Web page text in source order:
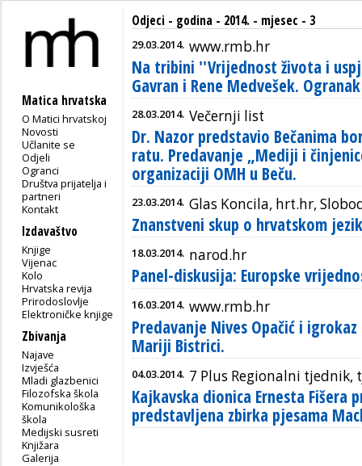
Matica hrvatska
O Matici hrvatskoj
Novosti
Učlanite se
Odjeli
Ogranci
Društva prijatelja i
partneri
Kontakt
Izdavaštvo
Knjige
Vijenac
Kolo
Hrvatska revija
Prirodoslovlje
Elektroničke knjige
Zbivanja
Najave
Izvješća
Mladi glazbenici
Filozofska škola
Komunikološka
škola
Medijski susreti
Knjižara
Galerija
Odjeci - godina - 2014. - mjesec - 3
29.03.2014. www.rmb.hr
Na tribini ''Vrijednost života i
Gavran i Rene Medvešek.
28.03.2014. Večernji list
Dr. Nazor predstavio Bečanima
ratu. Predavanje „Mediji i
organizaciji OMH u Beču.
23.03.2014. Glas Koncila, hrt.hr,
Znanstveni skup o hrvatskom
18.03.2014. narod.hr
Panel-diskusija: Europske
16.03.2014. www.rmb.hr
Predavanje Nives Opačić i
Mariji Bistrici.
04.03.2014. 7 Plus Regionalni tjednik,
Kajkavska dionica Ernesta Fišera
predstavljena zbirka pjesama